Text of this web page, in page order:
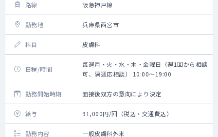
路線 阪急神戸線
勤務地 兵庫県西宮市
科目 皮膚科
日程/時間
毎週月・火・水・木・金曜日（週1回から相談
可、隔週応相談） 10:00～19:00
勤務開始時期 面接後双方の意向により決定
給与 91,000円/回（税込・交通費込）
勤務内容 一般皮膚科外来